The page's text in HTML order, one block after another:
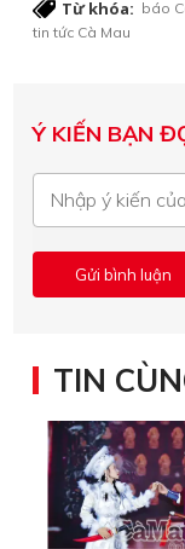
Từ khóa: báo
tin tức Cà Mau
Ý KIẾN BẠN
TIN